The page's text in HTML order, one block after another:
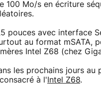
Mo/s en écriture
pouces avec interface
au format mSATA,
Intel Z68 (chez
les prochains jours
à l' Intel Z68.